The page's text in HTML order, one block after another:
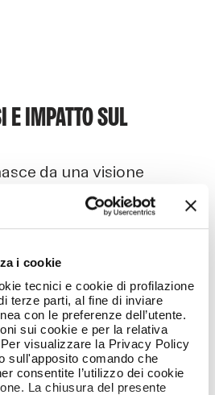
i cookie
tecnici e cookie di profilazione
terze parti, al fine di inviare
con le preferenze dell’utente.
sui cookie e per la relativa
visualizzare la Privacy Policy
sull'apposito comando che
consentite l’utilizzo dei cookie
La chiusura del presente
E IMPATTO SUL
da una visione
promuovere un legame
locali, investendo
valore sociale e
la propria presenza in
operatore di riferimento
anche come attore
del Paese.
per noi significa
l’Italia unica e
per il futuro.